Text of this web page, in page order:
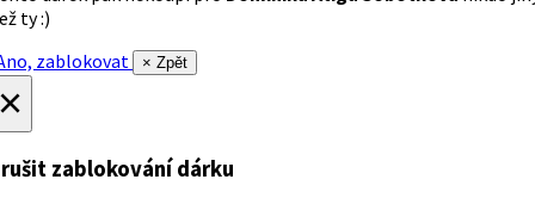
ty :)
zablokovat
× Zpět
zablokování dárku